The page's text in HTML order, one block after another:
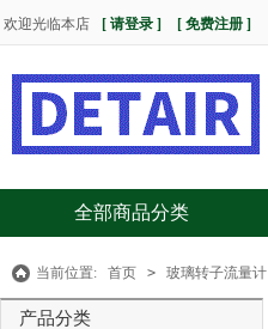
欢迎光临本店 [ 请登录 ] [ 免费注册 ]
全部商品分类
当前位置: 首页 > 玻璃转子流量计
产品分类